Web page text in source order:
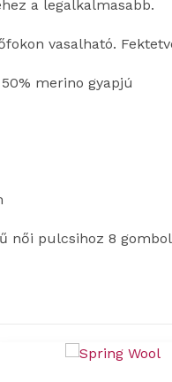
a legalkalmasabb.
vasalható.
merino gyapjú
női pulcsihoz 8